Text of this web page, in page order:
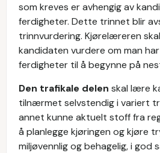
som kreves er avhengig av
ferdigheter. Dette trinnet blir
trinnvurdering. Kjørelæreren
kandidaten vurdere om man
ferdigheter til å begynne på
Den trafikale delen skal lære
tilnærmet selvstendig i variert
annet kunne aktuelt stoff fra
å planlegge kjøringen og kjøre
miljøvennlig og behagelig, i god